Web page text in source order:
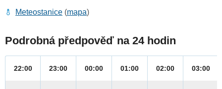
Meteostanice (mapa)
Podrobná předpověď na 24 hodin
22:00 23:00 00:00 01:00 02:00 03:00